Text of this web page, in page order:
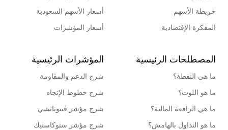
خريطة الأسهم
المفكرة الإقتصادية
أسعار الأسهم السعودية
أسعار المؤشرات
المصطلحات الرئيسية
ما هي النقطة؟
ما هو اللوت؟
ما هي الرافعة المالية؟
ما هو التداول بالهامش؟
المؤشرات الرئيسية
شرح الدعم والمقاومة
شرح خطوط الإتجاه
شرح مؤشر فيبوناتشي
شرح مؤشر ستوكاستيك